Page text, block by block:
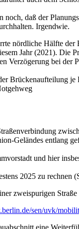
noch, daß der
Irgendwie.
nördliche Hälfte
Jahr (2021). Die
Verzögerung bei
Brückenaufteilung je
Geländes entlang
und hier
2025 zu rechnen
zweispurigen
sen/uvk/
eine